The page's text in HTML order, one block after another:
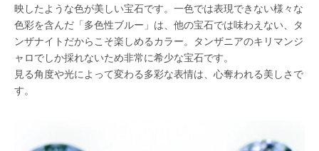
映したような色が美しい宝石です。一色では表現できない様々な
色彩を含んだ「多色性ブルー」は、他の宝石では味わえない、タ
ンザナイトだからこそ楽しめるカラー。タンザニアのキリマンジ
ャロでしか採れないため非常に希少な宝石です。
見る角度や光によって変わる多彩な表情は、心奪われる美しさで
す。